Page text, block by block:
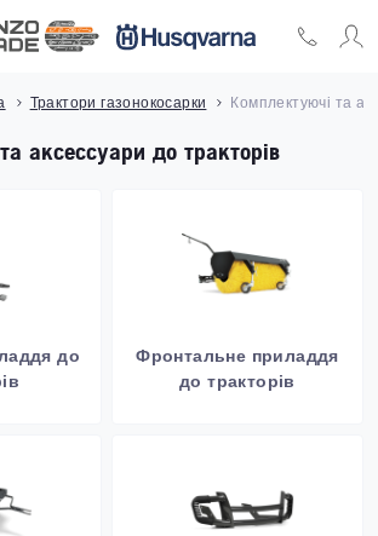
Трактори газонокосарки Комплектуючі та
аксессуари до тракторів
до
Фронтальне приладдя
до тракторів